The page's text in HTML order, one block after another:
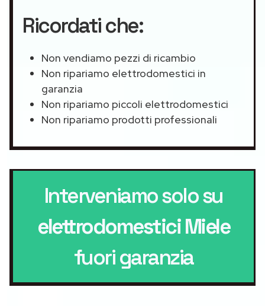
Ricordati che:
Non vendiamo pezzi di ricambio
Non ripariamo elettrodomestici in
garanzia
Non ripariamo piccoli elettrodomestici
Non ripariamo prodotti professionali
Interveniamo solo su
elettrodomestici Miele
fuori garanzia